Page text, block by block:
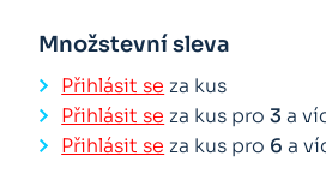
Množstevní sleva
Přihlásit se za kus
Přihlásit se za kus pro3 a
Přihlásit se za kus pro 6 a